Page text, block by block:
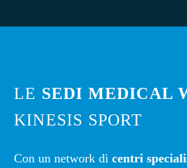
LE SEDI MEDICAL
KINESIS SPORT
Con un network di centri